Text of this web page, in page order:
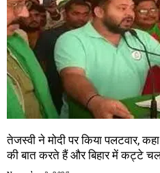
तेजस्वी ने मोदी पर किया पलटवार,
की बात करते हैं और बिहार में कट्टे